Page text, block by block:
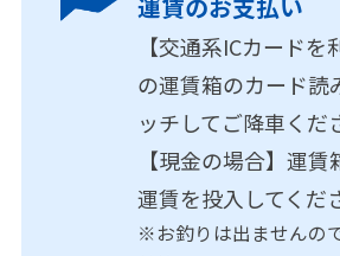
運賃のお支払い
【交通系ICカード
の運賃箱のカード読
ッチしてご降車くだ
【現金の場合】運
運賃を投入してくだ
※お釣りは出ませんの